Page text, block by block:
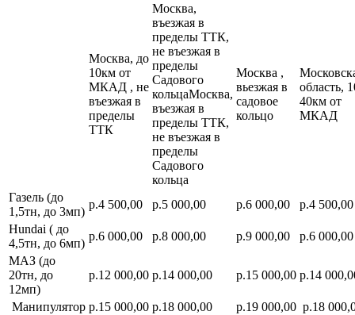
Москва, до
10км от
МКАД , не
въезжая в
пределы
ТТК
Москва,
въезжая в
пределы ТТК,
не въезжая в
пределы
Садового
кольцаМосква,
въезжая в
пределы ТТК,
не въезжая в
пределы
Садового
кольца
Москва ,
вьезжая в
садовое
кольцо
область,
40км от
МКАД
Газель (до
1,5тн, до 3мп)
р.4 500,00 р.5 000,00 р.6 000,00
р.4 500,00
Hundai ( до
4,5тн, до 6мп)
р.6 000,00 р.8 000,00 р.9 000,00
р.6 000,00
МАЗ (до
20тн, до
12мп)
р.12 000,00 р.14 000,00 р.15 000,00 р.14
Манипулятор р.15 000,00 р.18 000,00 р.19 000,00 р.18